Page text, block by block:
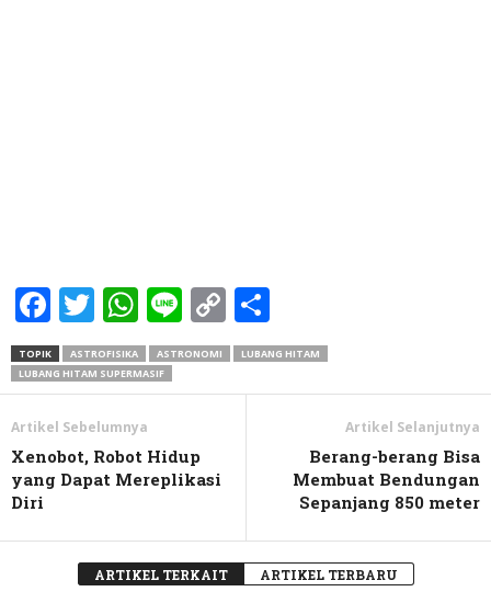
Facebook
Twitter
WhatsApp
LineCopy
Link
TOPIK ASTROFISIKA ASTRONOMI
LUBANG HITAM
LUBANG HITAM SUPERMASIF
Artikel Sebelumnya
Xenobot, Robot Hidup
yang Dapat Mereplikasi
Diri
Artikel Selanjutnya
Berang-berang Bisa
Membuat Bendungan
Sepanjang 850 meter
ARTIKEL TERKAIT ARTIKEL TERBARU